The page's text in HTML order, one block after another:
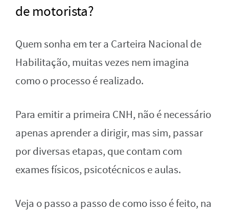
de motorista?
Quem sonha em ter a Carteira Nacional de
Habilitação, muitas vezes nem imagina
como o processo é realizado.
Para emitir a primeira CNH, não é necessário
apenas aprender a dirigir, mas sim, passar
por diversas etapas, que contam com
exames físicos, psicotécnicos e aulas.
Veja o passo a passo de como isso é feito, na